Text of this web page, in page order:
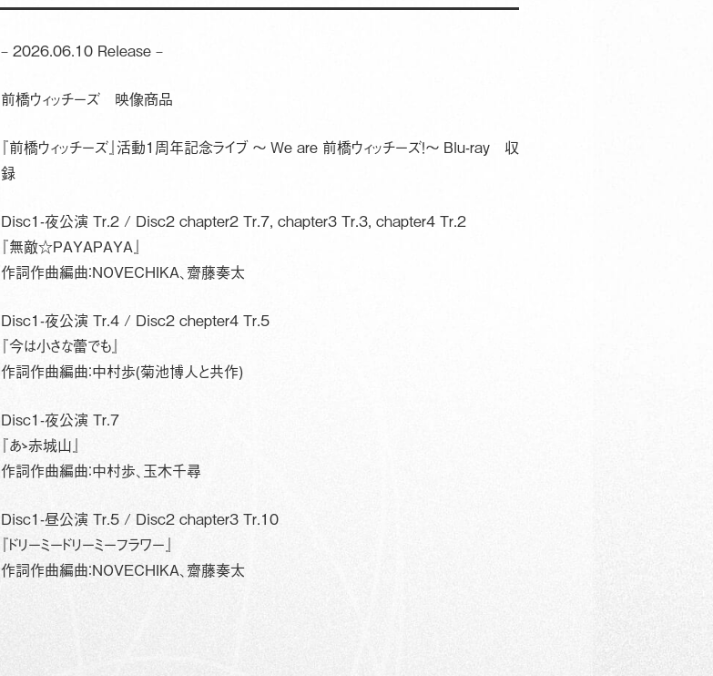
– 2026.06.10 Release –
前橋ウィッチーズ 映像商品
『前橋ウィッチーズ』活動1周年記念ライブ ～ We are 前橋ウィッチーズ！～ Blu-ray 収
録
Disc1-夜公演 Tr.2 / Disc2 chapter2 Tr.7, chapter3 Tr.3, chapter4 Tr.2
『無敵☆PAYAPAYA』
作詞作曲編曲：NOVECHIKA、齋藤奏太
Disc1-夜公演 Tr.4 / Disc2 chepter4 Tr.5
『今は小さな蕾でも』
作詞作曲編曲：中村歩(菊池博人と共作)
Disc1-夜公演 Tr.7
『あゝ赤城山』
作詞作曲編曲：中村歩、玉木千尋
Disc1-昼公演 Tr.5 / Disc2 chapter3 Tr.10
『ドリーミードリーミーフラワー』
作詞作曲編曲：NOVECHIKA、齋藤奏太